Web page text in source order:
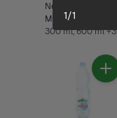
Nestle Pure Life Air
Mineral Botol
1/1